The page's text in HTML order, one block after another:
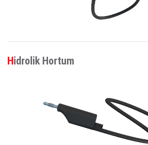
Hidrolik Hortum